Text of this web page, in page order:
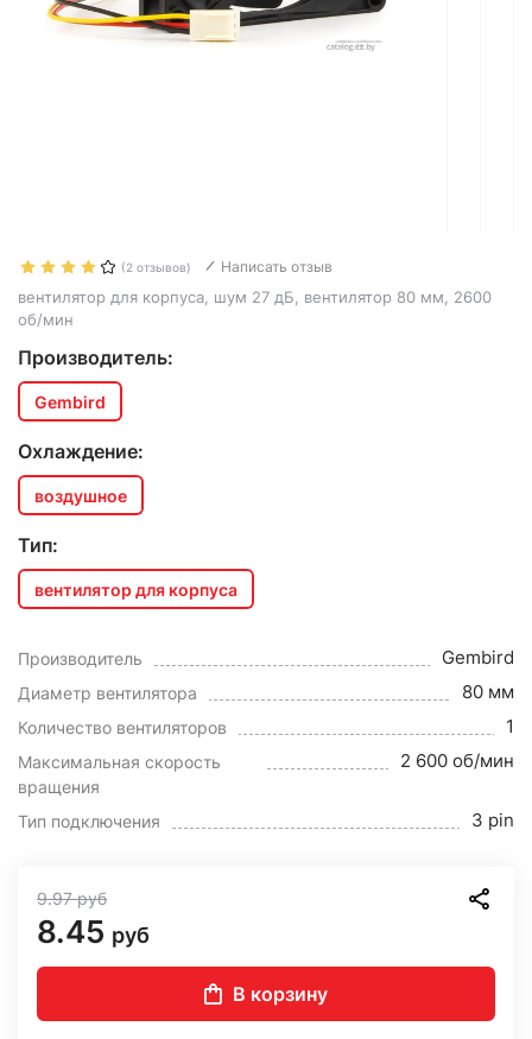
(2 отзывов) Написать отзыв
вентилятор для корпуса, шум 27 дБ, вентилятор 80 мм, 2600
об/мин
Производитель:
Gembird
Охлаждение:
воздушное
Тип:
вентилятор для корпуса
Производитель Gembird
Диаметр вентилятора 80 мм
Количество вентиляторов 1
Максимальная скорость
вращения
2 600 об/мин
Тип подключения 3 pin
9.97руб
8.45 руб
В корзину